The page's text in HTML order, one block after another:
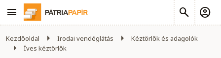
Kezdőoldal Irodai vendéglátás
Kéztörlők és adagolók
Íves kéztörlők